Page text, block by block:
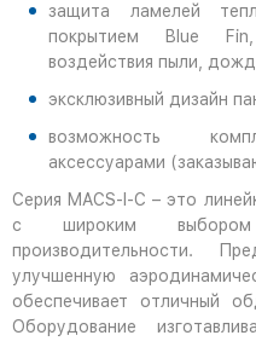
защита ламелей
покрытием Blue
воздействия пыли,
эксклюзивный дизайн
возможность
аксессуарами
Серия MACS-I-C – это
с широким
производительности.
улучшенную
обеспечивает отличный
Оборудование